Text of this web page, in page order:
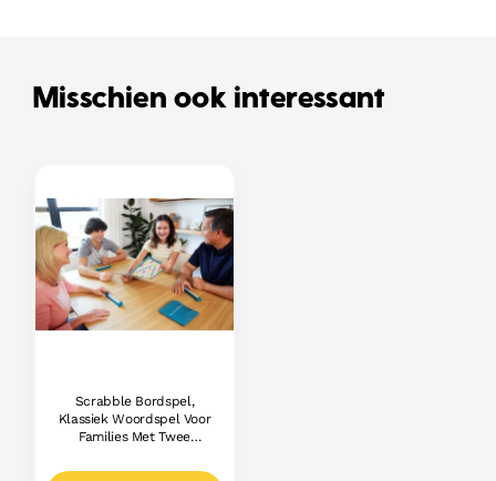
Misschien ook interessant
Scrabble Bordspel,
Klassiek Woordspel Voor
Families Met Twee
Voor 2-4 Spelers,